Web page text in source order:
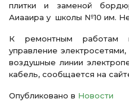
плитки и заменой
Аиааира у школы №10 им.
К ремонтным работам
управление
воздушные линии
кабель, сообщается на
Опубликовано в Новости